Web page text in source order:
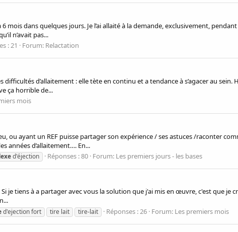
dans quelques jours. Je l’ai allaité à la demande, exclusivement, pendant
n’avait pas...
: 21 Forum: Relactation
d’allaitement : elle tète en continu et a tendance à s’agacer au sein.
ça horrible de...
mois
ou ayant un REF puisse partager son expérience / ses astuces /raconter
années d’allaitement…. En...
d'éjection Réponses : 80 Forum: Les premiers jours - les bases
je tiens à a partager avec vous la solution que j'ai mis en œuvre, c'est que je
d'ejection fort tire lait tire-lait Réponses : 26 Forum: Les premiers mois